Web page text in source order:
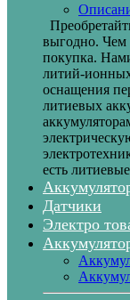
выгодно. Чем
покупка.
литий-
оснащения
литиевых
есть
Датчики
Электро